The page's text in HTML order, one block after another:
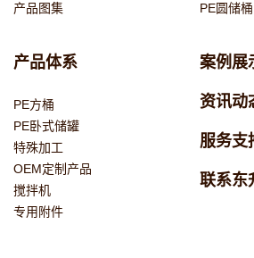
产品图集
PE圆储桶
产品体系
PE方桶
PE卧式储罐
特殊加工
OEM定制产品
搅拌机
专用附件
案例展
资讯动
服务支
联系东